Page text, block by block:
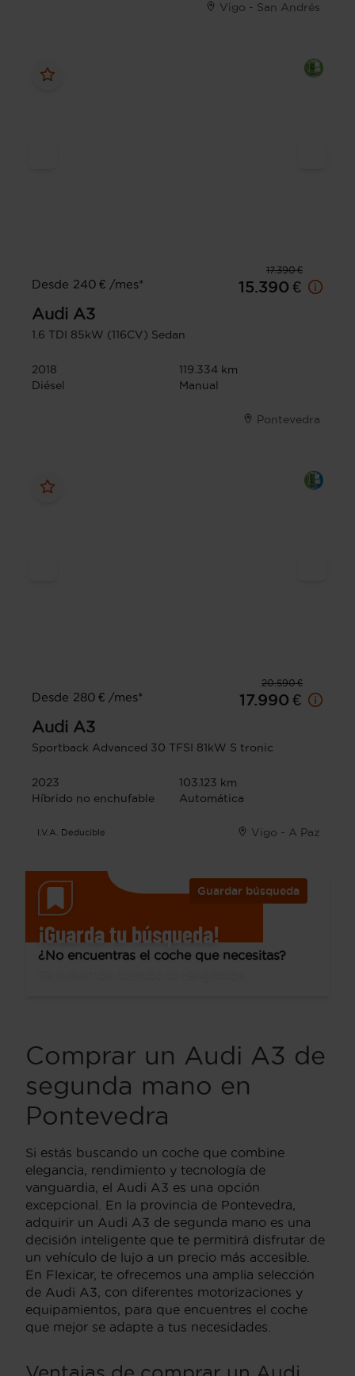
Vigo - San Andrés
17.390 €
Desde 240 € /mes*
15.390 €
Audi A3
1.6 TDI 85kW (116CV) Sedan
2018
119.334 km
Diésel
Manual
Pontevedra
20.590 €
Desde 280 € /mes*
17.990 €
Audi A3
Sportback Advanced 30 TFSI 81kW S tronic
2023
103.123 km
Híbrido no enchufable
Automática
I.V.A. Deducible Vigo - A Paz
Guardar búsqueda
¡Guarda tu búsqueda!
¿No encuentras el coche que necesitas?
Comprar un Audi A3 de
segunda mano en
Pontevedra
Si estás buscando un coche que combine
elegancia, rendimiento y tecnología de
vanguardia, el Audi A3 es una opción
excepcional. En la provincia de Pontevedra,
adquirir un Audi A3 de segunda mano es una
decisión inteligente que te permitirá disfrutar de
un vehículo de lujo a un precio más accesible.
En Flexicar, te ofrecemos una amplia selección
de Audi A3, con diferentes motorizaciones y
equipamientos, para que encuentres el coche
que mejor se adapte a tus necesidades.
Ventajas de comprar un Audi